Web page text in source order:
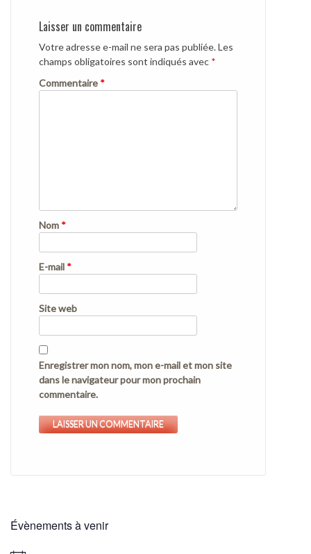
Laisser un commentaire
Votre adresse e-mail ne sera pas publiée.Les
champs obligatoires sont indiqués avec *
Commentaire *
Nom *
E-mail *
Site web
Enregistrer mon nom, mon e-mail et mon site
dans le navigateur pour mon prochain
commentaire.
Évènements à venir